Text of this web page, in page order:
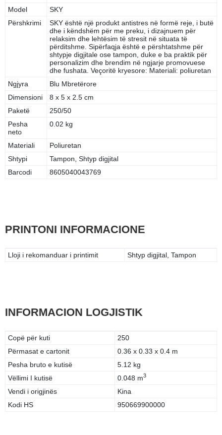
Model
SKY
Përshkrimi
SKY është një produkt antistres në formë reje, i butë
dhe i këndshëm për me preku, i dizajnuem për
relaksim dhe lehtësim të stresit në situata të
përditshme. Sipërfaqja është e përshtatshme për
shtypje digjitale ose tampon, duke e ba praktik për
personalizim dhe brendim në ngjarje promovuese
dhe fushata. Veçoritë kryesore: Materiali: poliuretan
Ngjyra
Blu Mbretërore
Dimensioni
8 x 5 x 2.5 cm
Paketë
250/50
Pesha
neto
0.02 kg
Materiali
Poliuretan
Shtypi
Tampon, Shtyp digjital
Barcodi
8605040043769
PRINTONI INFORMACIONE
Lloji i rekomanduar i printimit Shtyp digjital, Tampon
INFORMACION LOGJISTIK
Copë për kuti
250
Përmasat e cartonit
0.36 x 0.33 x 0.4 m
Pesha bruto e kutisë
5.12 kg
Vëllimi I kutisë
0.048 m3
Vendi i origjinës
Kina
Kodi HS
950669900000